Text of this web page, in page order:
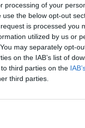
processing of your
the below opt-out
is processed you
utilized by us or
may separately opt-
on the IAB’s list of
third parties on the
third parties.